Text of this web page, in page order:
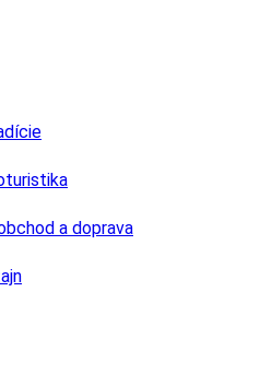
a doprava